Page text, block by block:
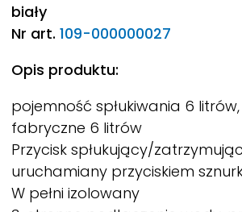
biały
Nr art. 109-000000027
Opis produktu:
pojemność spłukiwania 6
fabryczne 6 litrów
Przycisk spłukujący/
uruchamiany przyciskiem
W pełni izolowany